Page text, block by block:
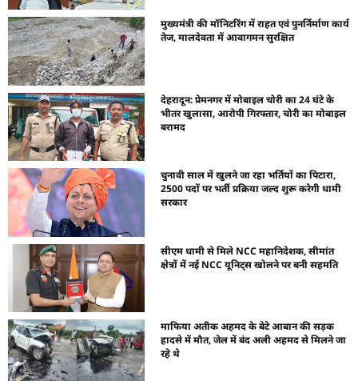
मुख्यमंत्री की मॉनिटरिंग में राहत एवं पुनर्निर्माण कार्य
तेज, मालदेवता में आवागमन सुरक्षित
देहरादून: प्रेमनगर में मोबाइल चोरी का 24 घंटे के
भीतर खुलासा, आरोपी गिरफ्तार, चोरी का मोबाइल
बरामद
चुनावी साल में खुलने जा रहा भर्तियों का पिटारा,
2500 पदों पर भर्ती प्रक्रिया जल्द शुरू करेगी धामी
सरकार
सीएम धामी से मिले NCC महानिदेशक, सीमांत
क्षेत्रों में नई NCC यूनिट्स खोलने पर बनी सहमति
माफिया अतीक अहमद के बेटे आबान की सड़क
हादसे में मौत, जेल में बंद अली अहमद से मिलने जा
रहे थे